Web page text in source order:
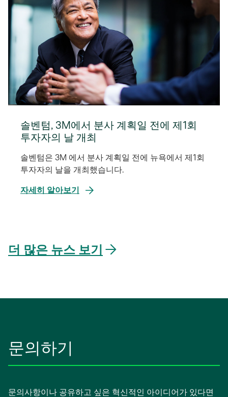
열
솔벤텀, 3M에서 분사 계획일 전에 제1회
투자자의 날 개최
솔벤텀은 3M 에서 분사 계획일 전에 뉴욕에서 제1회
투자자의 날을 개최했습니다.
자세히 알아보기
서
더 많은 뉴스 보기
문의하기
문의사항이나 공유하고 싶은 혁신적인 아이디어가 있다면